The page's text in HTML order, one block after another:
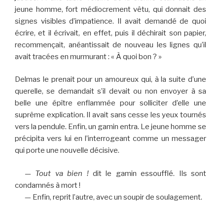
jeune homme, fort médiocrement vêtu, qui donnait des
signes visibles d’impatience. Il avait demandé de quoi
écrire, et il écrivait, en effet, puis il déchirait son papier,
recommençait, anéantissait de nouveau les lignes qu’il
avait tracées en murmurant : « À quoi bon ? »
Delmas le prenait pour un amoureux qui, à la suite d’une
querelle, se demandait s’il devait ou non envoyer à sa
belle une épître enflammée pour solliciter d’elle une
suprême explication. Il avait sans cesse les yeux tournés
vers la pendule. Enfin, un gamin entra. Le jeune homme se
précipita vers lui en l’interrogeant comme un messager
qui porte une nouvelle décisive.
— Tout va bien !dit le gamin essoufflé. Ils sont
condamnés à mort !
— Enfin, reprit l’autre, avec un soupir de soulagement.